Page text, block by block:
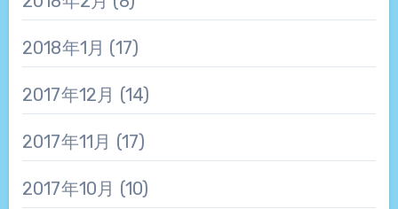
2018年1月 (17)
2017年12月 (14)
2017年11月 (17)
2017年10月 (10)